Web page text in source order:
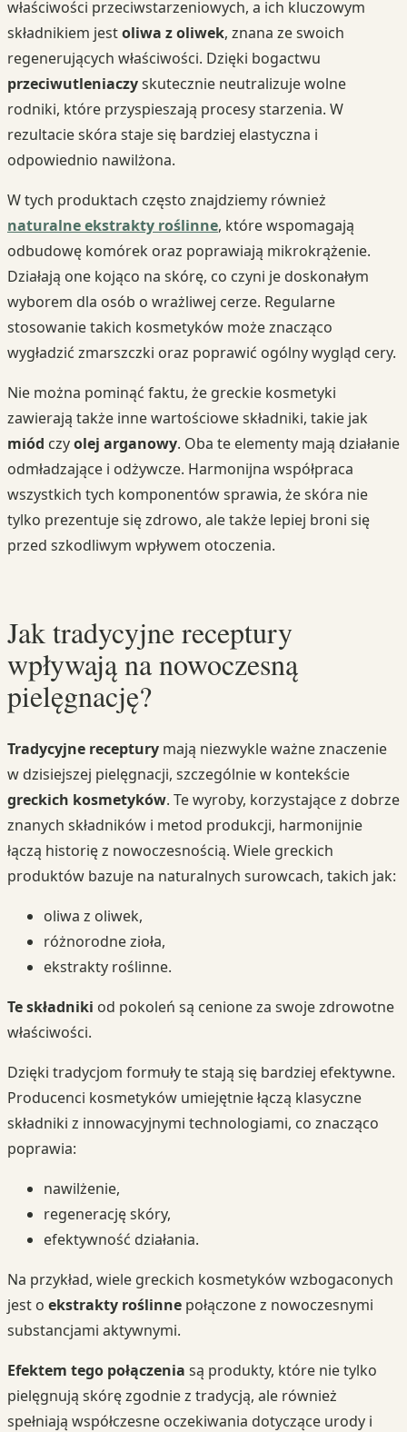
właściwości przeciwstarzeniowych, a ich kluczowym
składnikiem jestoliwa z oliwek, znana ze swoich
regenerujących właściwości. Dzięki bogactwu
przeciwutleniaczyskutecznie neutralizuje wolne
rodniki, które przyspieszają procesy starzenia. W
rezultacie skóra staje się bardziej elastyczna i
odpowiednio nawilżona.
W tych produktach często znajdziemy również
naturalne ekstrakty roślinne, które wspomagają
odbudowę komórek oraz poprawiają mikrokrążenie.
Działają one kojąco na skórę, co czyni je doskonałym
wyborem dla osób o wrażliwej cerze. Regularne
stosowanie takich kosmetyków może znacząco
wygładzić zmarszczki oraz poprawić ogólny wygląd cery.
Nie można pominąć faktu, że greckie kosmetyki
zawierają także inne wartościowe składniki, takie jak
miód czyolej arganowy. Oba te elementy mają działanie
odmładzające i odżywcze. Harmonijna współpraca
wszystkich tych komponentów sprawia, że skóra nie
tylko prezentuje się zdrowo, ale także lepiej broni się
przed szkodliwym wpływem otoczenia.
Jak tradycyjne receptury
wpływają na nowoczesną
pielęgnację?
Tradycyjne receptury mają niezwykle ważne znaczenie
w dzisiejszej pielęgnacji, szczególnie w kontekście
greckich kosmetyków. Te wyroby, korzystające z dobrze
znanych składników i metod produkcji, harmonijnie
łączą historię z nowoczesnością. Wiele greckich
produktów bazuje na naturalnych surowcach, takich jak:
oliwa z oliwek,
różnorodne zioła,
ekstrakty roślinne.
Te składniki od pokoleń są cenione za swoje zdrowotne
właściwości.
Dzięki tradycjom formuły te stają się bardziej efektywne.
Producenci kosmetyków umiejętnie łączą klasyczne
składniki z innowacyjnymi technologiami, co znacząco
poprawia:
nawilżenie,
regenerację skóry,
efektywność działania.
Na przykład, wiele greckich kosmetyków wzbogaconych
jest o ekstrakty roślinne połączone z nowoczesnymi
substancjami aktywnymi.
Efektem tego połączenia są produkty, które nie tylko
pielęgnują skórę zgodnie z tradycją, ale również
spełniają współczesne oczekiwania dotyczące urody i